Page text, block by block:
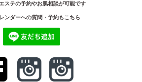
ステの予約やお肌相談が可能です
レンダーへの質問・予約もこちら